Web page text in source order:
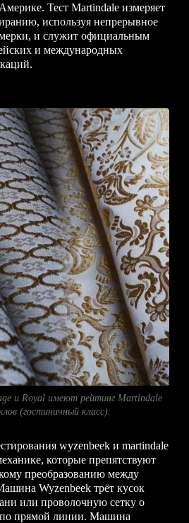
Тест Martindale измеряет
используя непрерывное
и служит официальным
и международных
и Royal имеют рейтинг Martindale
(гостиничный класс).
wyzenbeek и martindale
которые препятствуют
преобразованию между
Wyzenbeek трёт кусок
или проволочную сетку о
по прямой линии. Машина